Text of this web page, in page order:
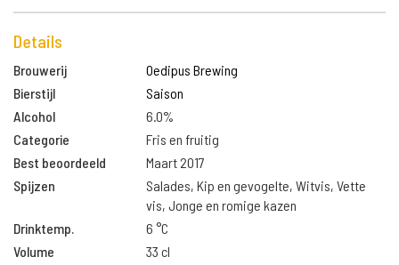
Details
Brouwerij
Oedipus Brewing
Bierstijl
Saison
Alcohol
6.0%
Categorie
Fris en fruitig
Best beoordeeld
Maart 2017
Spijzen
Salades, Kip en gevogelte, Witvis, Vette
vis, Jonge en romige kazen
Drinktemp.
6 °C
Volume
33 cl